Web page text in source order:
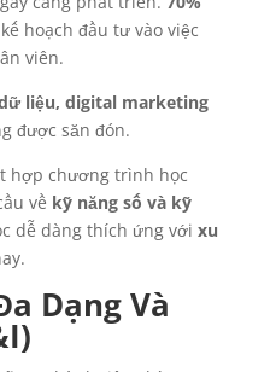
hoạch đầu tư vào việc
viên.
liệu, digital marketing
được săn đón.
hợp chương trình học
về kỹ năng số và kỹ
dễ dàng thích ứng với xu
Dạng Và